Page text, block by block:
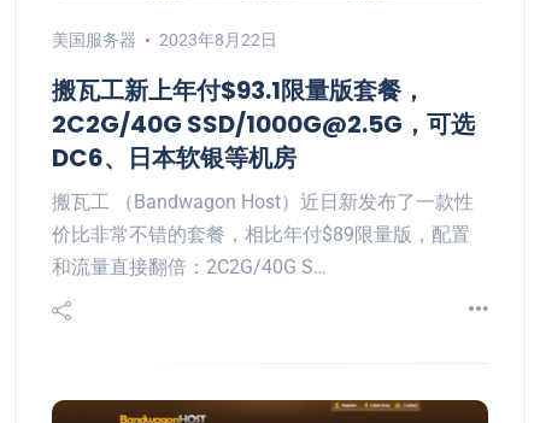
美国服务器 2023年8月22日
搬瓦工新上年付$93.1限量版套餐，
2C2G/40G SSD/1000G@2.5G，可选
DC6、日本软银等机房
搬瓦工 （Bandwagon Host）近日新发布了一款性
价比非常不错的套餐，相比年付$89限量版，配置
和流量直接翻倍：2C2G/40G S…